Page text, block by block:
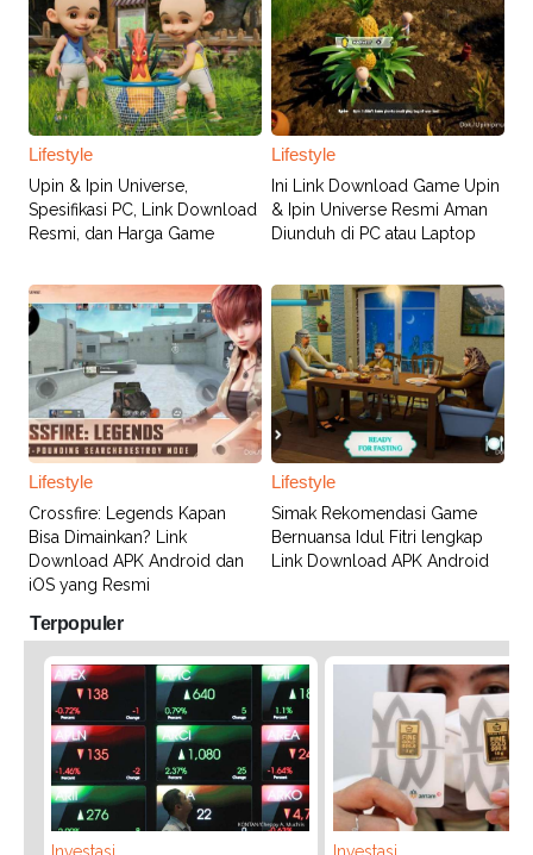
Lifestyle
Upin & Ipin Universe,
Spesifikasi PC, Link Download
Resmi, dan Harga Game
Lifestyle
Ini Link Download Game Upin
& Ipin Universe Resmi Aman
Diunduh di PC atau Laptop
Lifestyle
Crossfire: Legends Kapan
Bisa Dimainkan? Link
Download APK Android dan
iOS yang Resmi
Lifestyle
Simak Rekomendasi Game
Bernuansa Idul Fitri lengkap
Link Download APK Android
Terpopuler
Investasi
Investasi